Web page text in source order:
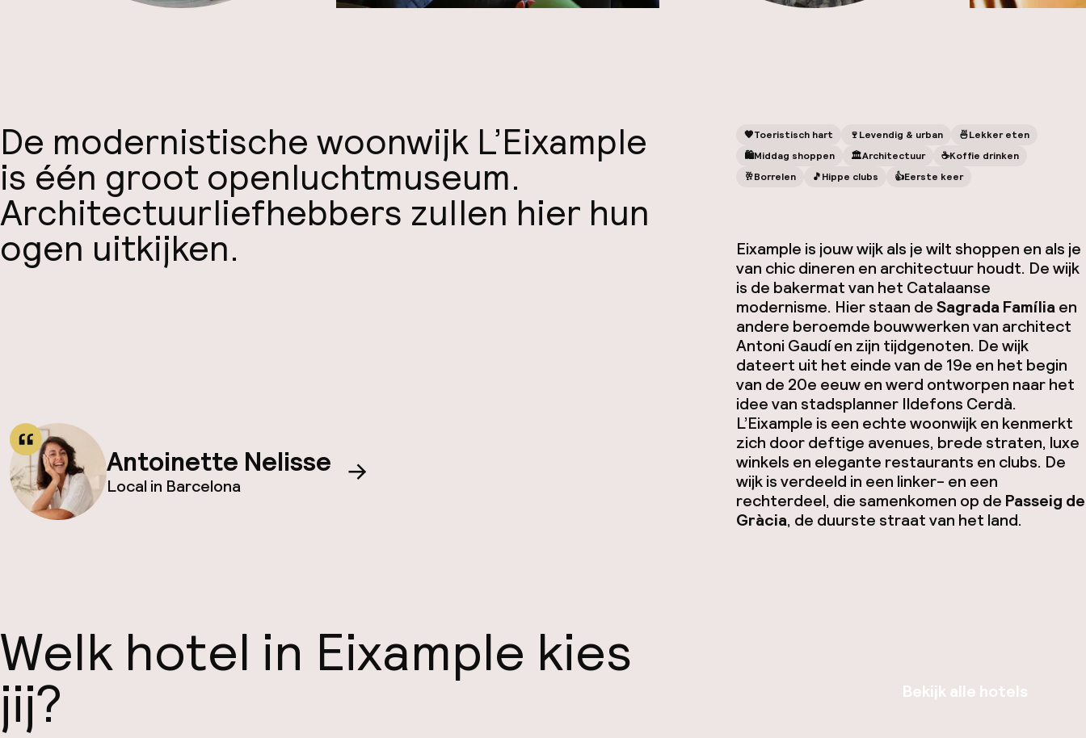
🧡Toeristisch hart 🍷Levendig & urban 🍜Lekker eten
🛍Middag shoppen 🏛️Architectuur ☕️Koffie drinken
🥂Borrelen 🎵Hippe clubs 👍Eerste keer
De modernistische woonwijk L’Eixample
is één groot openluchtmuseum.
Architectuurliefhebbers zullen hier hun
ogen uitkijken.
Eixample is jouw wijk als je wilt shoppen en als je
van chic dineren en architectuur houdt. De wijk
is de bakermat van het Catalaanse
modernisme. Hier staan deSagrada Famíliaen
andere beroemde bouwwerken van architect
Antoni Gaudí en zijn tijdgenoten. De wijk
dateert uit het einde van de 19e en het begin
van de 20e eeuw en werd ontworpen naar het
idee van stadsplanner Ildefons Cerdà.
L’Eixample is een echte woonwijk en kenmerkt
zich door deftige avenues, brede straten, luxe
winkels en elegante restaurants en clubs. De
wijk is verdeeld in een linker- en een
rechterdeel, die samenkomen op de Passeig de
Gràcia, de duurste straat van het land.
Antoinette Nelisse
Local in Barcelona
Welk hotel in Eixample kies
jij? Bekijk alle hotels